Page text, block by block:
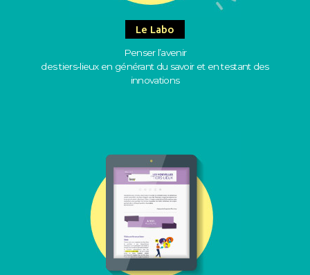
Le Labo
Penser l’avenir
des tiers-lieux en générant du savoir et en testant des
innovations